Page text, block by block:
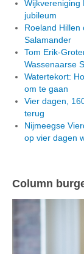
Wijkvereniging
jubileum
Roeland Hillen
Salamander
Tom Erik-
Wassenaarse
Watertekort:
om te gaan
Vier dagen,
terug
Nijmeegse
op vier dagen
Column